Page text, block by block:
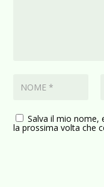
Salva il mio nome,
la prossima volta che